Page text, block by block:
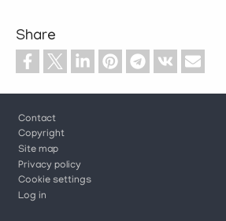
Share
Contact
Copyright
Site map
Privacy policy
Cookie settings
Log in